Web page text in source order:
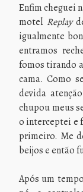
Enfim cheguei
motel Replay
igualmente
entramos
fomos tirando
cama. Como
devida
chupou meus
o interceptei e
primeiro. Me
beijos e então
Após um